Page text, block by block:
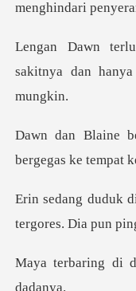
menghindari pe
sakitnya dan
bergegas
tergores. Dia p